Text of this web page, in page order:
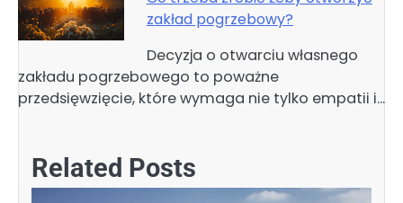
zakład pogrzebowy?
Decyzja o otwarciu własnego
zakładu pogrzebowego to poważne
przedsięwzięcie, które wymaga nie tylko empatii i…
Related Posts